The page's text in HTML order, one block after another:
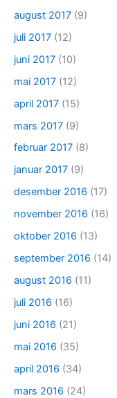
august 2017 (9)
juli 2017 (12)
juni 2017 (10)
mai 2017 (12)
april 2017 (15)
mars 2017 (9)
februar 2017 (8)
januar 2017 (9)
desember 2016 (17)
november 2016 (16)
oktober 2016 (13)
september 2016 (14)
august 2016 (11)
juli 2016 (16)
juni 2016 (21)
mai 2016 (35)
april 2016 (34)
mars 2016 (24)